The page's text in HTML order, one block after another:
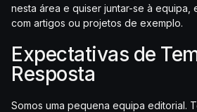
nesta área e quiser juntar-se à equipa,
com artigos ou projetos de exemplo.
Expectativas de
Resposta
Somos uma pequena equipa editorial.